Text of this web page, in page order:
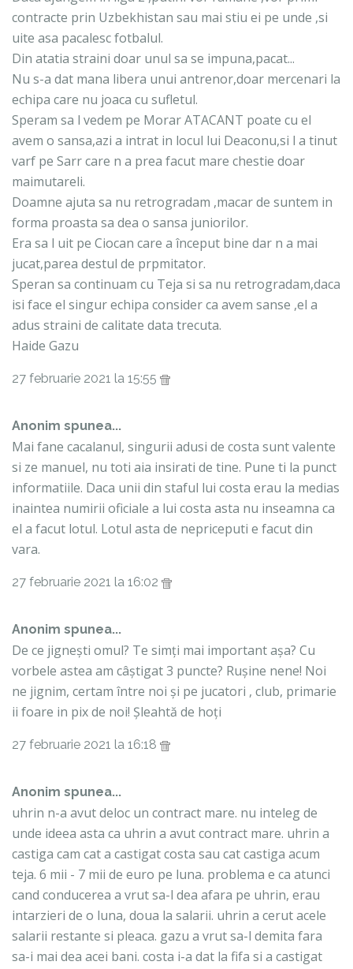
contracte prin Uzbekhistan sau mai stiu ei pe unde ,si
uite asa pacalesc fotbalul.
Din atatia straini doar unul sa se impuna,pacat...
Nu s-a dat mana libera unui antrenor,doar mercenari la
echipa care nu joaca cu sufletul.
Speram sa l vedem pe Morar ATACANT poate cu el
avem o sansa,azi a intrat in locul lui Deaconu,si l a tinut
varf pe Sarr care n a prea facut mare chestie doar
maimutareli.
Doamne ajuta sa nu retrogradam ,macar de suntem in
forma proasta sa dea o sansa juniorilor.
Era sa l uit pe Ciocan care a început bine dar n a mai
jucat,parea destul de prpmitator.
Speran sa continuam cu Teja si sa nu retrogradam,daca
isi face el singur echipa consider ca avem sanse ,el a
adus straini de calitate data trecuta.
Haide Gazu
27 februarie 2021 la 15:55
Anonim spunea...
Mai fane cacalanul, singurii adusi de costa sunt valente
si ze manuel, nu toti aia insirati de tine. Pune ti la punct
informatiile. Daca unii din staful lui costa erau la medias
inaintea numirii oficiale a lui costa asta nu inseamna ca
el a facut lotul. Lotul asta de nepriceputi e facut din
vara.
27 februarie 2021 la 16:02
Anonim spunea...
De ce jignești omul? Te simți mai important așa? Cu
vorbele astea am câștigat 3 puncte? Rușine nene! Noi
ne jignim, certam între noi și pe jucatori , club, primarie
ii foare in pix de noi! Șleahtă de hoți
27 februarie 2021 la 16:18
Anonim spunea...
uhrin n-a avut deloc un contract mare. nu inteleg de
unde ideea asta ca uhrin a avut contract mare. uhrin a
castiga cam cat a castigat costa sau cat castiga acum
teja. 6 mii - 7 mii de euro pe luna. problema e ca atunci
cand conducerea a vrut sa-l dea afara pe uhrin, erau
intarzieri de o luna, doua la salarii. uhrin a cerut acele
salarii restante si pleaca. gazu a vrut sa-l demita fara
sa-i mai dea acei bani. costa i-a dat la fifa si a castigat